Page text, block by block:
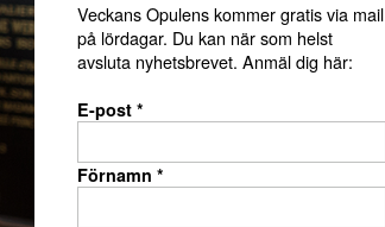
Veckans Opulens kommer gratis via mail
på lördagar. Du kan när som helst
avsluta nyhetsbrevet. Anmäl dig här:
E-post *
Förnamn *